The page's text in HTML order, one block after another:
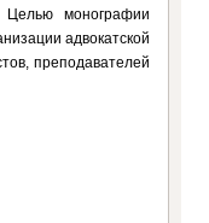
Целью монографии
адвокатской
преподавателей